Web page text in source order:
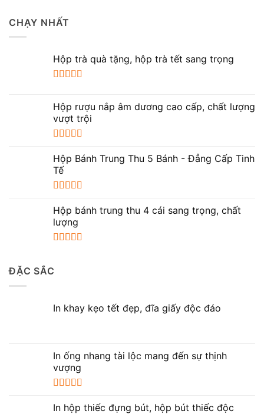
CHẠY NHẤT
Hộp trà quà tặng, hộp trà tết sang trọng
sao
Hộp rượu nắp âm dương cao cấp, chất lượng
vượt trội
hạng 5.005
sao
Hộp Bánh Trung Thu 5 Bánh - Đẳng Cấp Tinh
Tế
hạng 5.005
sao
Hộp bánh trung thu 4 cái sang trọng, chất
lượng
sao
ĐẶC SẮC
In khay kẹo tết đẹp, đĩa giấy độc đáo
In ống nhang tài lộc mang đến sự thịnh
vượng
hạng5.005
In hộp thiếc đựng bút, hộp bút thiếc độc